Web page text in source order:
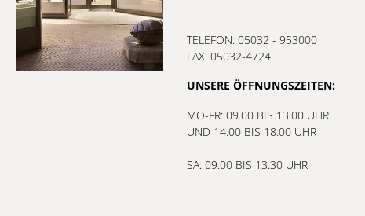
TELEFON: 05032 - 953000
FAX: 05032-4724
UNSERE ÖFFNUNGSZEITEN:
MO-FR: 09.00 BIS 13.00 UHR
UND 14.00 BIS 18:00 UHR
SA: 09.00 BIS 13.30 UHR